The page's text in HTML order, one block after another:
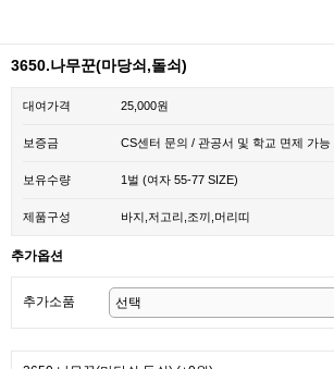
3650.나무꾼(마당쇠,돌쇠)
대여가격 25,000원
보증금 CS센터 문의 / 관공서 및 학교 면제 가능
보유수량 1벌 (여자 55-77 SIZE)
제품구성 바지,저고리,조끼,머리띠
추가옵션
추가소품